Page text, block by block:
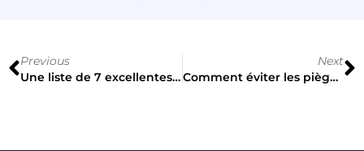
Previous
Une liste de 7 excellentes applications adaptées aux mobiles pour les graphistes
Next
Comment éviter les pièges de la conception graphique freelance